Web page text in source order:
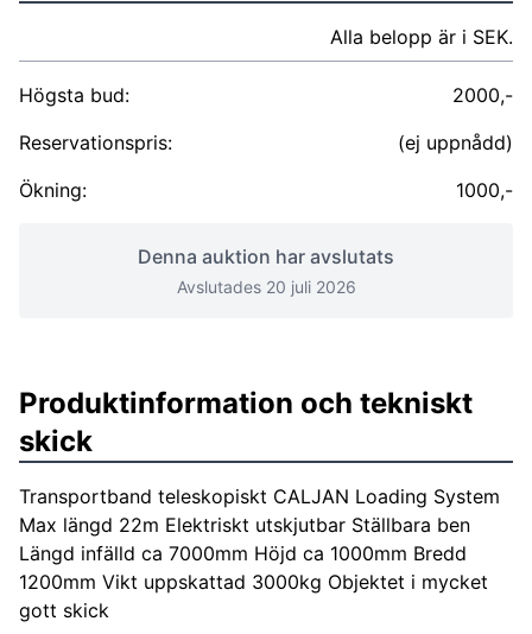
Alla belopp är i SEK.
Högsta bud:
2000,-
Reservationspris:
(ej uppnådd)
Ökning:
1000,-
Denna auktion har avslutats
Avslutades 20 juli 2026
Produktinformation och tekniskt
skick
Transportband teleskopiskt CALJAN Loading System
Max längd 22m Elektriskt utskjutbar Ställbara ben
Längd infälld ca 7000mm Höjd ca 1000mm Bredd
1200mm Vikt uppskattad 3000kg Objektet i mycket
gott skick